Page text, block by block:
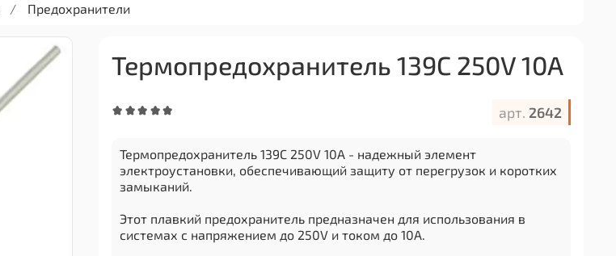
Предохранители
арт. 2642
Термопредохранитель 139C 250V 10A
Термопредохранитель 139C 250V 10A - надежный элемент
электроустановки, обеспечивающий защиту от перегрузок и коротких
замыканий.
Этот плавкий предохранитель предназначен для использования в
системах с напряжением до 250V и током до 10A.